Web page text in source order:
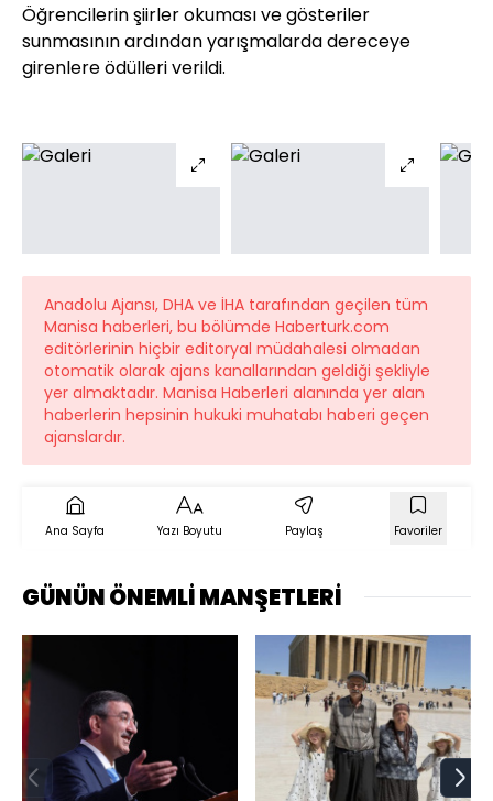
Öğrencilerin şiirler okuması ve gösteriler
sunmasının ardından yarışmalarda dereceye
girenlere ödülleri verildi.
Anadolu Ajansı, DHA ve İHA tarafından geçilen tüm
Manisa haberleri, bu bölümde Haberturk.com
editörlerinin hiçbir editoryal müdahalesi olmadan
otomatik olarak ajans kanallarından geldiği şekliyle
yer almaktadır. Manisa Haberleri alanında yer alan
haberlerin hepsinin hukuki muhatabı haberi geçen
ajanslardır.
Ana Sayfa Yazı Boyutu Paylaş Favoriler
GÜNÜN ÖNEMLİ MANŞETLERİ